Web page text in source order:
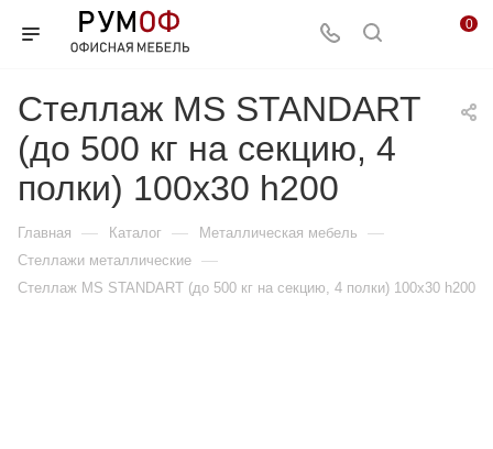
0
Стеллаж MS STANDART
(до 500 кг на секцию, 4
полки) 100x30 h200
Главная — Каталог — Металлическая мебель —
Стеллажи металлические —
Стеллаж MS STANDART (до 500 кг на секцию, 4 полки) 100x30 h200